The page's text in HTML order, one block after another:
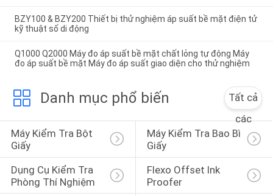
BZY100 & BZY200 Thiết bị thử nghiệm áp suất bề mặt điện tử
kỹ thuật số di động
Q1000 Q2000 Máy đo áp suất bề mặt chất lỏng tự động Máy
đo áp suất bề mặt Máy đo áp suất giao diện cho thử nghiệm
Danh mục phổ biến
Tất cả
các
Máy Kiểm Tra Bột
Giấy
Máy Kiểm Tra Bao Bì
Giấy
Dụng Cụ Kiểm Tra
Phòng Thí Nghiệm
Flexo Offset Ink
Proofer